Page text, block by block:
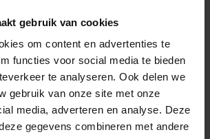
gebruik van cookies
om content en advertenties te
functies voor social media te bieden
te analyseren. Ook delen we
gebruik van onze site met onze
media, adverteren en analyse. Deze
gegevens combineren met andere